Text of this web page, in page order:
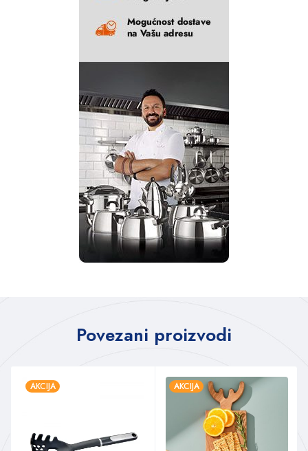
Povezani proizvodi
AKCIJA AKCIJA